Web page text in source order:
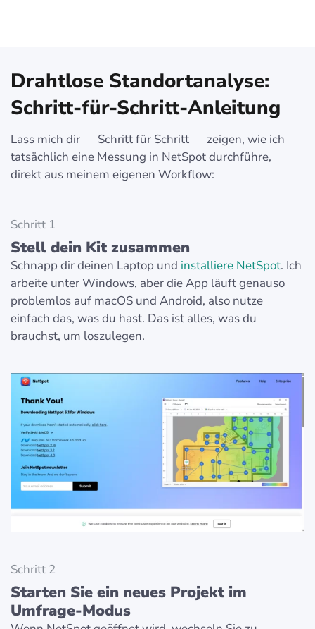
Drahtlose Standortanalyse:
Schritt-für-Schritt-Anleitung
Lass mich dir — Schritt für Schritt — zeigen, wie ich
tatsächlich eine Messung in NetSpot durchführe,
direkt aus meinem eigenen Workflow:
Schritt 1
Stell dein Kit zusammen
Schnapp dir deinen Laptop und installiere NetSpot. Ich
arbeite unter Windows, aber die App läuft genauso
problemlos auf macOS und Android, also nutze
einfach das, was du hast. Das ist alles, was du
brauchst, um loszulegen.
Schritt 2
Starten Sie ein neues Projekt im
Umfrage-Modus